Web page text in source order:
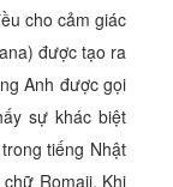
cho cảm giác
được tạo ra
Anh được gọi
sự khác biệt
tiếng Nhật
Romaji. Khi